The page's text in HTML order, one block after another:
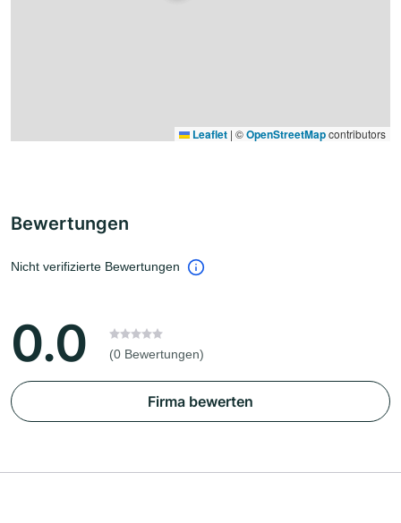
Leaflet | ©OpenStreetMapcontributors
Bewertungen
Nicht verifizierte Bewertungen
0.0 (0 Bewertungen)
Firma bewerten